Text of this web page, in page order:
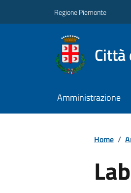
Regione Piemonte
Città
Amministrazione
Home /